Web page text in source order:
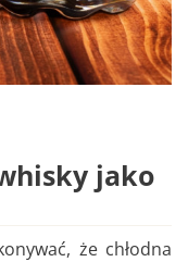
jako
że chłodna